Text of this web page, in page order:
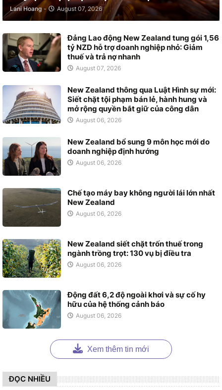
Lani Hoang - August 07, 2026
Đảng Lao động New Zealand tung gói 1,56
tỷ NZD hỗ trợ doanh nghiệp nhỏ: Giảm
thuế và trả nợ nhanh
August 07, 2026
New Zealand thông qua Luật Hình sự mới:
Siết chặt tội phạm bán lẻ, hành hung và
mở rộng quyền bắt giữ của công dân
August 06, 2026
New Zealand bổ sung 9 môn học mới do
doanh nghiệp định hướng
August 06, 2026
Chế tạo máy bay không người lái lớn nhất
New Zealand
August 06, 2026
New Zealand siết chặt trốn thuế trong
ngành trồng trọt: 130 vụ bị điều tra
August 06, 2026
Động đất 6,2 độ ngoài khơi và sự cố hy
hữu của hệ thống cảnh báo
August 06, 2026
Xem thêm tin mới
ĐỌC NHIỀU